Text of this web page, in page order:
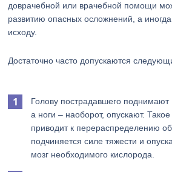
доврачебной или врачебной помощи
развитию опасных осложнений, а
исходу.
Достаточно часто допускаются
Голову пострадавшего
а ноги – наоборот, опускают.
приводит к перераспределению
подчиняется силе тяжести и
мозг необходимого кислорода.